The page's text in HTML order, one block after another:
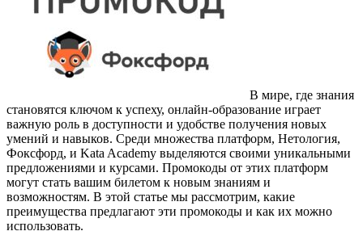
В мире, где знания
становятся ключом к успеху, онлайн-образование играет
важную роль в доступности и удобстве получения новых
умений и навыков. Среди множества платформ, Нетология,
Фоксфорд, и Kata Academy выделяются своими уникальными
предложениями и курсами. Промокоды от этих платформ
могут стать вашим билетом к новым знаниям и
возможностям. В этой статье мы рассмотрим, какие
преимущества предлагают эти промокоды и как их можно
использовать.